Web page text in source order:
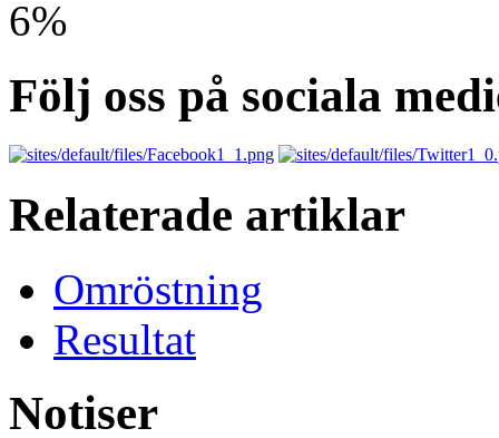
6%
Följ oss på sociala
Relaterade artiklar
Omröstning
Resultat
Notiser